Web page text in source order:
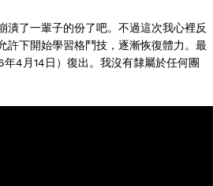
潰了一輩子的份了吧。不過這次我心裡反
許下開始學習格鬥技，逐漸恢復體力。最
4月14日）復出。我沒有隸屬於任何團